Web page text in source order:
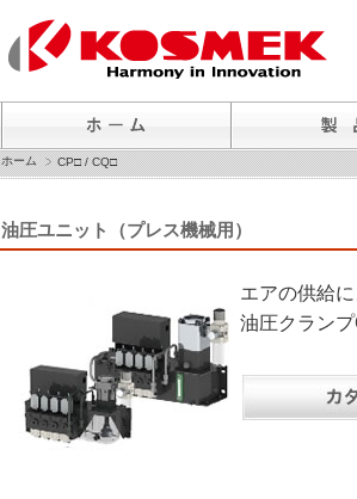
ホーム CP□ / CQ□
油圧ユニット（プレス機械用）
エアの供給
油圧クラン